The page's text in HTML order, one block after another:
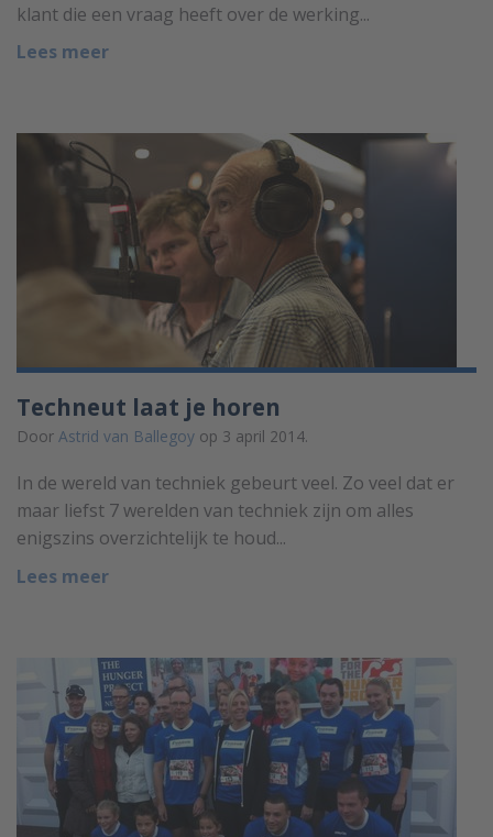
klant die een vraag heeft over de werking...
Lees meer
Techneut laat je horen
Door Astrid van Ballegoy op 3 april 2014.
In de wereld van techniek gebeurt veel. Zo veel dat er
maar liefst 7 werelden van techniek zijn om alles
enigszins overzichtelijk te houd...
Lees meer